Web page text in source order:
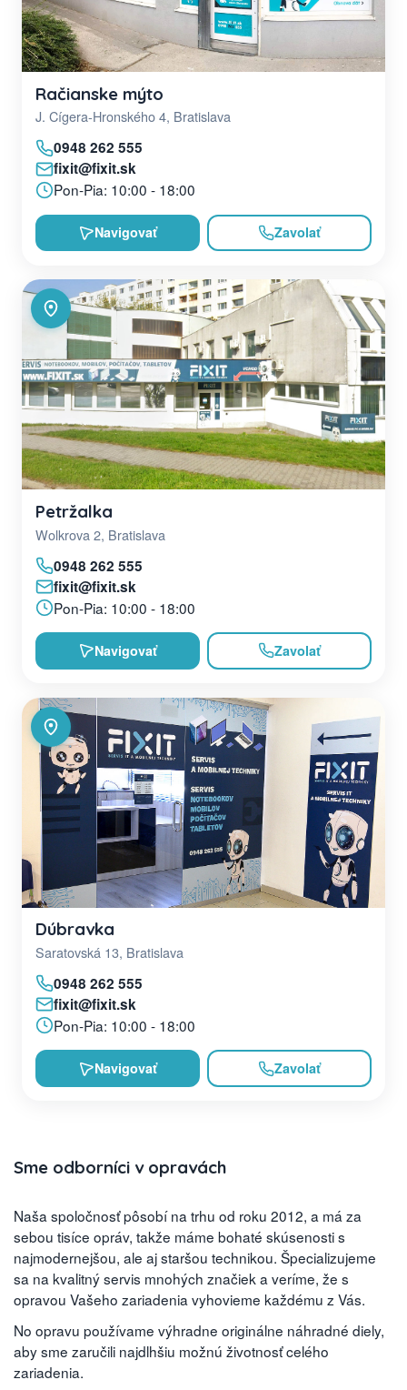
Račianske mýto
J. Cígera-Hronského 4, Bratislava
0948 262 555
fixit@fixit.sk
Pon-Pia: 10:00 - 18:00
Navigovať Zavolať
Petržalka
Wolkrova 2, Bratislava
0948 262 555
fixit@fixit.sk
Pon-Pia: 10:00 - 18:00
Navigovať Zavolať
Dúbravka
Saratovská 13, Bratislava
0948 262 555
fixit@fixit.sk
Pon-Pia: 10:00 - 18:00
Navigovať Zavolať
Sme odborníci v opravách
Naša spoločnosť pôsobí na trhu od roku 2012, a má za
sebou tisíce opráv, takže máme bohaté skúsenosti s
najmodernejšou, ale aj staršou technikou. Špecializujeme
sa na kvalitný servis mnohých značiek a veríme, že s
opravou Vašeho zariadenia vyhovieme každému z Vás.
No opravu používame výhradne originálne náhradné diely,
aby sme zaručili najdlhšiu možnú životnosť celého
zariadenia.